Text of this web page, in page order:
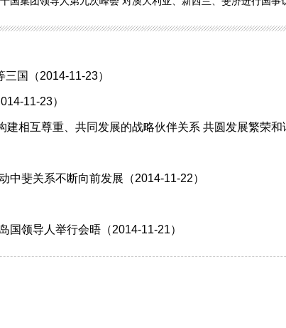
国（2014-11-23）
11-23）
相互尊重、共同发展的战略伙伴关系 共圆发展繁荣
中斐关系不断向前发展（2014-11-22）
国领导人举行会晤（2014-11-21）